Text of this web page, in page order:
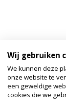
Wij gebruiken
We kunnen deze
onze website te
een geweldige
cookies die we